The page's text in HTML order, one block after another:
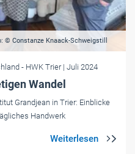
© Constanze Knaack-Schweigstill
- HWK Trier | Juli 2024
Wandel
Grandjean in Trier: Einblicke
Handwerk